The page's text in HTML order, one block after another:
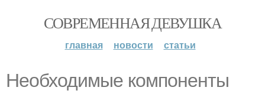
СОВРЕМЕННАЯ ДЕВУШКА
главная новости статьи
Необходимые компоненты